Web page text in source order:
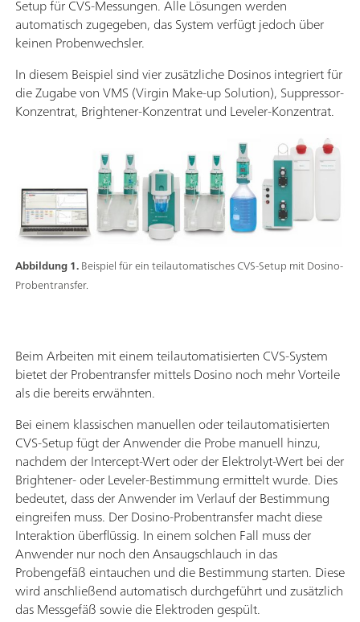
Abbildung 1.Beispiel für ein teilautomatisches CVS-Setup mit Dosino-
Probentransfer.
Setup für CVS-Messungen. Alle Lösungen werden
automatisch zugegeben, das System verfügt jedoch über
keinen Probenwechsler.
In diesem Beispiel sind vier zusätzliche Dosinos integriert für
die Zugabe von VMS (Virgin Make-up Solution), Suppressor-
Konzentrat, Brightener-Konzentrat und Leveler-Konzentrat.
Beim Arbeiten mit einem teilautomatisierten CVS-System
bietet der Probentransfer mittels Dosino noch mehr Vorteile
als die bereits erwähnten.
Bei einem klassischen manuellen oder teilautomatisierten
CVS-Setup fügt der Anwender die Probe manuell hinzu,
nachdem der Intercept-Wert oder der Elektrolyt-Wert bei der
Brightener- oder Leveler-Bestimmung ermittelt wurde. Dies
bedeutet, dass der Anwender im Verlauf der Bestimmung
eingreifen muss. Der Dosino-Probentransfer macht diese
Interaktion überflüssig. In einem solchen Fall muss der
Anwender nur noch den Ansaugschlauch in das
Probengefäß eintauchen und die Bestimmung starten. Diese
wird anschließend automatisch durchgeführt und zusätzlich
das Messgefäß sowie die Elektroden gespült.